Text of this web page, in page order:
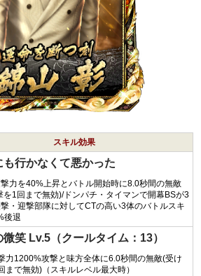
スキル効果
も行かなくて悪かった
力を40%上昇とバトル開始時に8.0秒間の無敵
を1回まで無効)/ドンパチ・タイマンで開幕BSが3
・迎撃部隊に対してCTの高い3体のバトルスキ
後退
微笑 Lv.5（クールタイム：13）
力1200%攻撃と味方全体に6.0秒間の無敵(受け
まで無効)（スキルレベル最大時）